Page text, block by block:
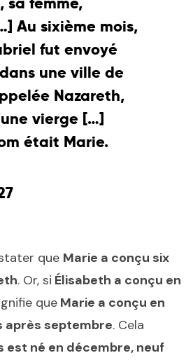
Au sixième mois,
fut envoyé
une ville de
Nazareth,
vierge […]
était Marie.
que Marie a conçu six
. Or, si Élisabeth a conçu en
que Marie a conçu en
après septembre. Cela
est né en décembre, neuf